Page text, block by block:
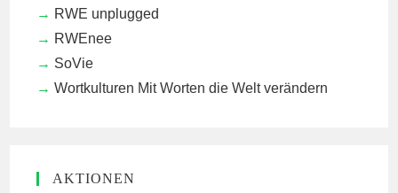
RWE unplugged
RWEnee
SoVie
Wortkulturen Mit Worten die Welt verändern
AKTIONEN